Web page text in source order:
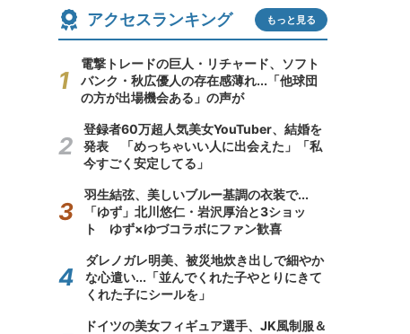
アクセスランキング もっと見る
電撃トレードの巨人・リチャード、ソフト
バンク・秋広優人の存在感薄れ...「他球団
の方が出場機会ある」の声が
登録者60万超人気美女YouTuber、結婚を
発表 「めっちゃいい人に出会えた」「私
今すごく安定してる」
羽生結弦、美しいブルー基調の衣装で...
「ゆず」北川悠仁・岩沢厚治と3ショッ
ト ゆず×ゆづコラボにファン歓喜
ダレノガレ明美、被災地炊き出しで細やか
な心遣い...「並んでくれた子やとりにきて
くれた子にシールを」
ドイツの美女フィギュア選手、JK風制服＆